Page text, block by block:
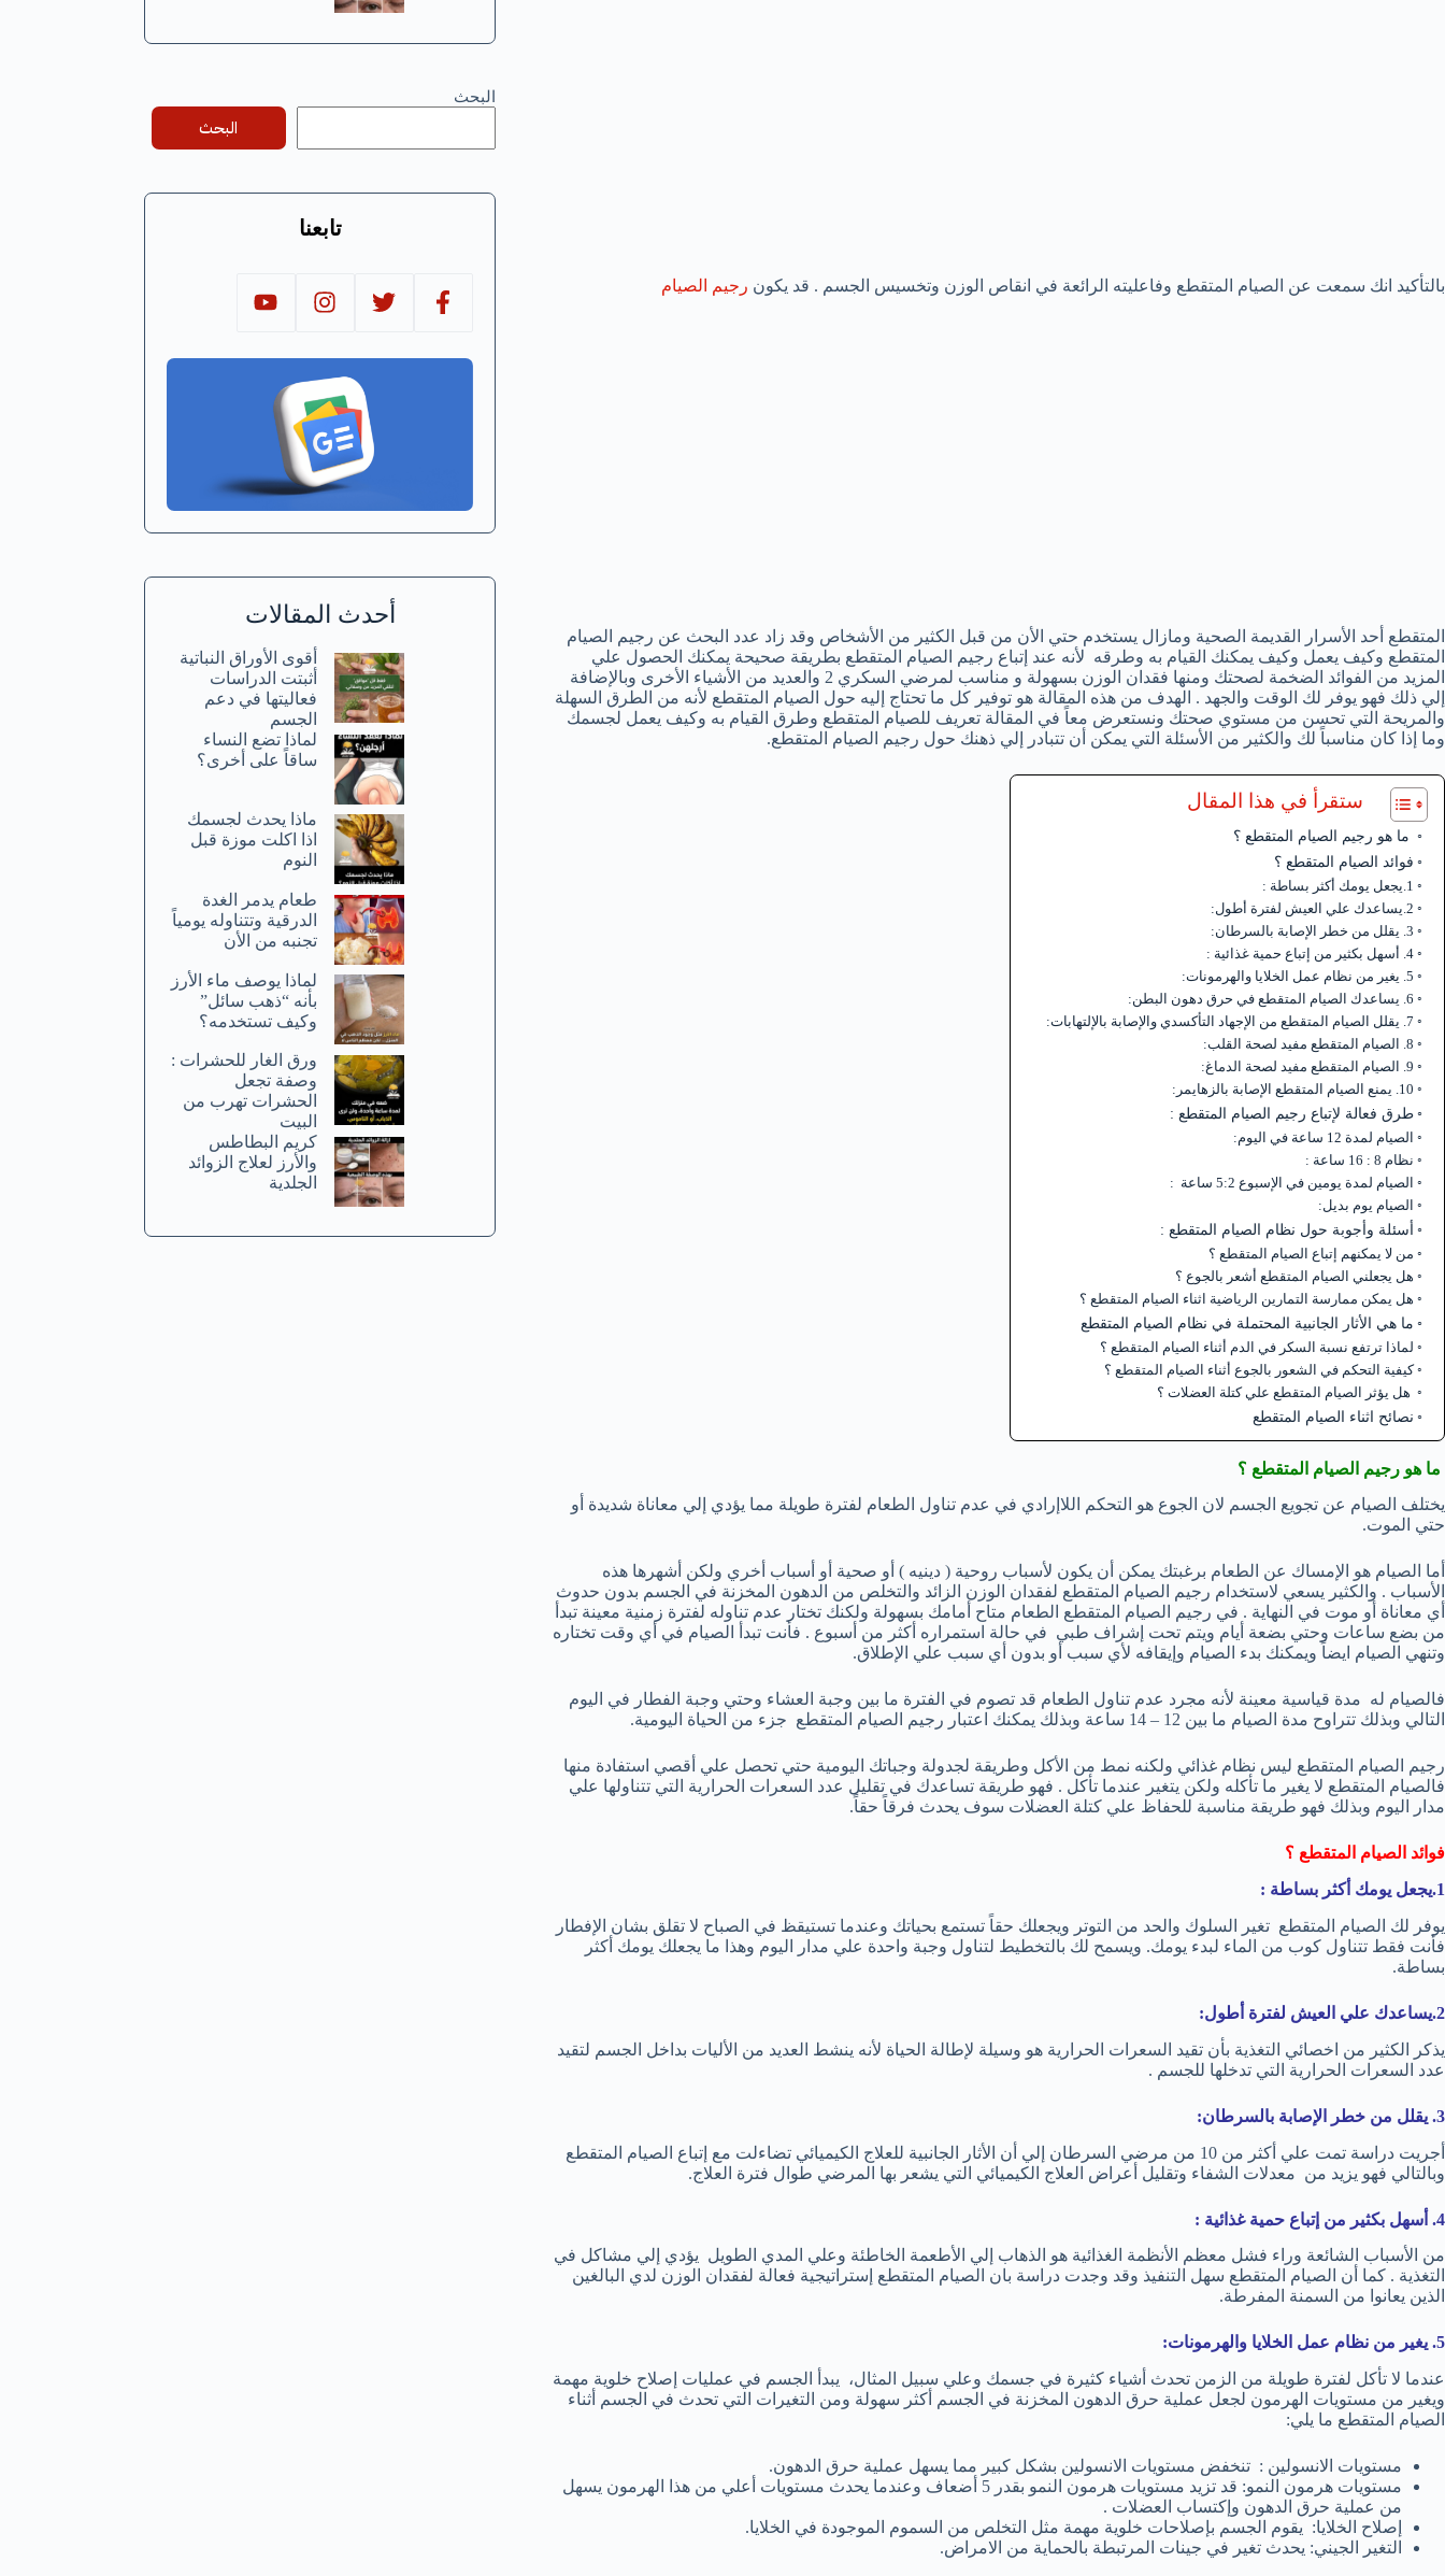
بالتأكيد انك سمعت عن الصيام المتقطع وفاعليته الرائعة في انقاص الوزن وتخسيس الجسم . قد يكون رجيم الصيام
المتقطع أحد الأسرار القديمة الصحية ومازال يستخدم حتي الأن من قبل الكثير من الأشخاص وقد زاد عدد البحث عن رجيم الصيام
المتقطع وكيف يعمل وكيف يمكنك القيام به وطرقه لأنه عند إتباع رجيم الصيام المتقطع بطريقة صحيحة يمكنك الحصول علي
المزيد من الفوائد الضخمة لصحتك ومنها فقدان الوزن بسهولة و مناسب لمرضي السكري 2 والعديد من الأشياء الأخرى وبالإضافة
إلي ذلك فهو يوفر لك الوقت والجهد . الهدف من هذه المقالة هو توفير كل ما تحتاج إليه حول الصيام المتقطع لأنه من الطرق السهلة
والمريحة التي تحسن من مستوي صحتك ونستعرض معاً في المقالة تعريف للصيام المتقطع وطرق القيام به وكيف يعمل لجسمك
وما إذا كان مناسباً لك والكثير من الأسئلة التي يمكن أن تتبادر إلي ذهنك حول رجيم الصيام المتقطع.
ستقرأ في هذا المقال
ما هو رجيم الصيام المتقطع ؟
فوائد الصيام المتقطع ؟
1.يجعل يومك أكثر بساطة :
2.يساعدك علي العيش لفترة أطول:
3. يقلل من خطر الإصابة بالسرطان:
4. أسهل بكثير من إتباع حمية غذائية :
5. يغير من نظام عمل الخلايا والهرمونات:
6. يساعدك الصيام المتقطع في حرق دهون البطن:
7. يقلل الصيام المتقطع من الإجهاد التأكسدي والإصابة بالإلتهابات:
8. الصيام المتقطع مفيد لصحة القلب:
9. الصيام المتقطع مفيد لصحة الدماغ:
10. يمنع الصيام المتقطع الإصابة بالزهايمر:
طرق فعالة لإتباع رجيم الصيام المتقطع :
الصيام لمدة 12 ساعة في اليوم:
نظام 8 : 16 ساعة :
الصيام لمدة يومين في الإسبوع 5:2 ساعة :
الصيام يوم بديل:
أسئلة وأجوبة حول نظام الصيام المتقطع :
من لا يمكنهم إتباع الصيام المتقطع ؟
هل يجعلني الصيام المتقطع أشعر بالجوع ؟
هل يمكن ممارسة التمارين الرياضية اثناء الصيام المتقطع ؟
ما هي الأثار الجانبية المحتملة في نظام الصيام المتقطع
لماذا ترتفع نسبة السكر في الدم أثناء الصيام المتقطع ؟
كيفية التحكم في الشعور بالجوع أثناء الصيام المتقطع ؟
هل يؤثر الصيام المتقطع علي كتلة العضلات ؟
نصائح اثناء الصيام المتقطع
ما هو رجيم الصيام المتقطع ؟
يختلف الصيام عن تجويع الجسم لان الجوع هو التحكم اللاإرادي في عدم تناول الطعام لفترة طويلة مما يؤدي إلي معاناة شديدة أو
حتي الموت.
أما الصيام هو الإمساك عن الطعام برغبتك يمكن أن يكون لأسباب روحية ( دينيه ) أو صحية أو أسباب أخري ولكن أشهرها هذه
الأسباب . والكثير يسعي لاستخدام رجيم الصيام المتقطع لفقدان الوزن الزائد والتخلص من الدهون المخزنة في الجسم بدون حدوث
أي معاناة أو موت في النهاية . في رجيم الصيام المتقطع الطعام متاح أمامك بسهولة ولكنك تختار عدم تناوله لفترة زمنية معينة تبدأ
من بضع ساعات وحتي بضعة أيام ويتم تحت إشراف طبي في حالة استمراره أكثر من أسبوع . فأنت تبدأ الصيام في أي وقت تختاره
وتنهي الصيام ايضاً ويمكنك بدء الصيام وإيقافه لأي سبب أو بدون أي سبب علي الإطلاق.
فالصيام له مدة قياسية معينة لأنه مجرد عدم تناول الطعام قد تصوم في الفترة ما بين وجبة العشاء وحتي وجبة الفطار في اليوم
التالي وبذلك تتراوح مدة الصيام ما بين 12 – 14 ساعة وبذلك يمكنك اعتبار رجيم الصيام المتقطع جزء من الحياة اليومية.
رجيم الصيام المتقطع ليس نظام غذائي ولكنه نمط من الأكل وطريقة لجدولة وجباتك اليومية حتي تحصل علي أقصي استفادة منها
فالصيام المتقطع لا يغير ما تأكله ولكن يتغير عندما تأكل . فهو طريقة تساعدك في تقليل عدد السعرات الحرارية التي تتناولها علي
مدار اليوم وبذلك فهو طريقة مناسبة للحفاظ علي كتلة العضلات سوف يحدث فرقاً حقاً.
فوائد الصيام المتقطع ؟
1.يجعل يومك أكثر بساطة :
يوفر لك الصيام المتقطع تغير السلوك والحد من التوتر ويجعلك حقاً تستمع بحياتك وعندما تستيقظ في الصباح لا تقلق بشان الإفطار
فأنت فقط تتناول كوب من الماء لبدء يومك. ويسمح لك بالتخطيط لتناول وجبة واحدة علي مدار اليوم وهذا ما يجعلك يومك أكثر
بساطة.
2.يساعدك علي العيش لفترة أطول:
يذكر الكثير من اخصائي التغذية بأن تقيد السعرات الحرارية هو وسيلة لإطالة الحياة لأنه ينشط العديد من الأليات بداخل الجسم لتقيد
عدد السعرات الحرارية التي تدخلها للجسم .
3. يقلل من خطر الإصابة بالسرطان:
أجريت دراسة تمت علي أكثر من 10 من مرضي السرطان إلي أن الأثار الجانبية للعلاج الكيميائي تضاءلت مع إتباع الصيام المتقطع
وبالتالي فهو يزيد من معدلات الشفاء وتقليل أعراض العلاج الكيميائي التي يشعر بها المرضي طوال فترة العلاج.
4. أسهل بكثير من إتباع حمية غذائية :
من الأسباب الشائعة وراء فشل معظم الأنظمة الغذائية هو الذهاب إلي الأطعمة الخاطئة وعلي المدي الطويل يؤدي إلي مشاكل في
التغذية . كما أن الصيام المتقطع سهل التنفيذ وقد وجدت دراسة بان الصيام المتقطع إستراتيجية فعالة لفقدان الوزن لدي البالغين
الذين يعانوا من السمنة المفرطة.
5. يغير من نظام عمل الخلايا والهرمونات:
عندما لا تأكل لفترة طويلة من الزمن تحدث أشياء كثيرة في جسمك وعلي سبيل المثال، يبدأ الجسم في عمليات إصلاح خلوية مهمة
ويغير من مستويات الهرمون لجعل عملية حرق الدهون المخزنة في الجسم أكثر سهولة ومن التغيرات التي تحدث في الجسم أثناء
الصيام المتقطع ما يلي:
مستويات الانسولين : تنخفض مستويات الانسولين بشكل كبير مما يسهل عملية حرق الدهون.
مستويات هرمون النمو: قد تزيد مستويات هرمون النمو بقدر 5 أضعاف وعندما يحدث مستويات أعلي من هذا الهرمون يسهل
من عملية حرق الدهون وإكتساب العضلات .
إصلاح الخلايا: يقوم الجسم بإصلاحات خلوية مهمة مثل التخلص من السموم الموجودة في الخلايا.
التغير الجيني: يحدث تغير في جينات المرتبطة بالحماية من الامراض.
البحث
البحث
تابعنا
أحدث المقالات
أقوى الأوراق النباتية
أثبتت الدراسات
فعاليتها في دعم
الجسم
لماذا تضع النساء
ساقاً على أخرى؟
ماذا يحدث لجسمك
اذا اكلت موزة قبل
النوم
طعام يدمر الغدة
الدرقية وتتناوله يومياً
تجنبه من الأن
لماذا يوصف ماء الأرز
بأنه “ذهب سائل”
وكيف تستخدمه؟
ورق الغار للحشرات :
وصفة تجعل
الحشرات تهرب من
البيت
كريم البطاطس
والأرز لعلاج الزوائد
الجلدية